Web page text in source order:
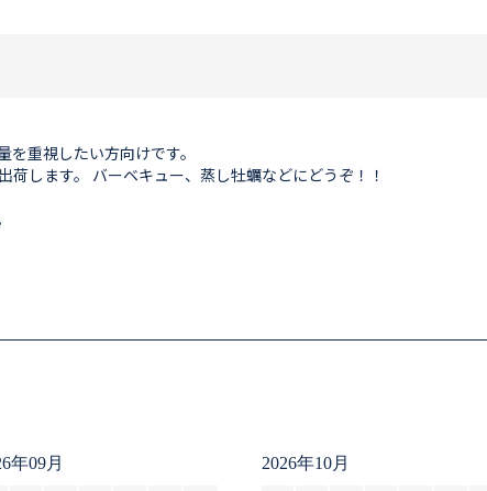
重視したい方向けです。
します。 バーベキュー、蒸し牡蠣などにどうぞ！！
年09月 2026年10月